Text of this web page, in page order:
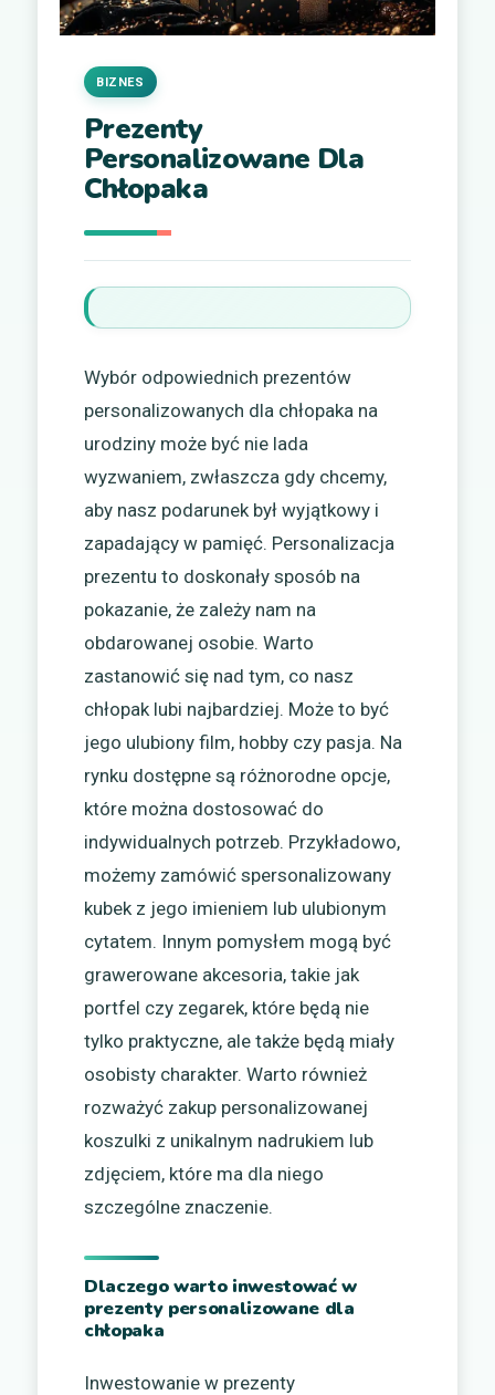
Prezenty
Personalizowane Dla
Chłopaka
BIZNES
Wybór odpowiednich prezentów
personalizowanych dla chłopaka na
urodziny może być nie lada
wyzwaniem, zwłaszcza gdy chcemy,
aby nasz podarunek był wyjątkowy i
zapadający w pamięć. Personalizacja
prezentu to doskonały sposób na
pokazanie, że zależy nam na
obdarowanej osobie. Warto
zastanowić się nad tym, co nasz
chłopak lubi najbardziej. Może to być
jego ulubiony film, hobby czy pasja. Na
rynku dostępne są różnorodne opcje,
które można dostosować do
indywidualnych potrzeb. Przykładowo,
możemy zamówić spersonalizowany
kubek z jego imieniem lub ulubionym
cytatem. Innym pomysłem mogą być
grawerowane akcesoria, takie jak
portfel czy zegarek, które będą nie
tylko praktyczne, ale także będą miały
osobisty charakter. Warto również
rozważyć zakup personalizowanej
koszulki z unikalnym nadrukiem lub
zdjęciem, które ma dla niego
szczególne znaczenie.
Dlaczego warto inwestować w
prezenty personalizowane dla
chłopaka
Inwestowanie w prezenty